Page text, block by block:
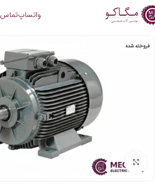
واتساپتماس
فروخته شده
برای بزرگنمایی کلیک کنید